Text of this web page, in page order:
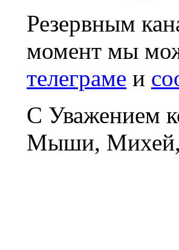
Резервным
момент мы
телеграме и
С Уважением
Мыши, Михей,